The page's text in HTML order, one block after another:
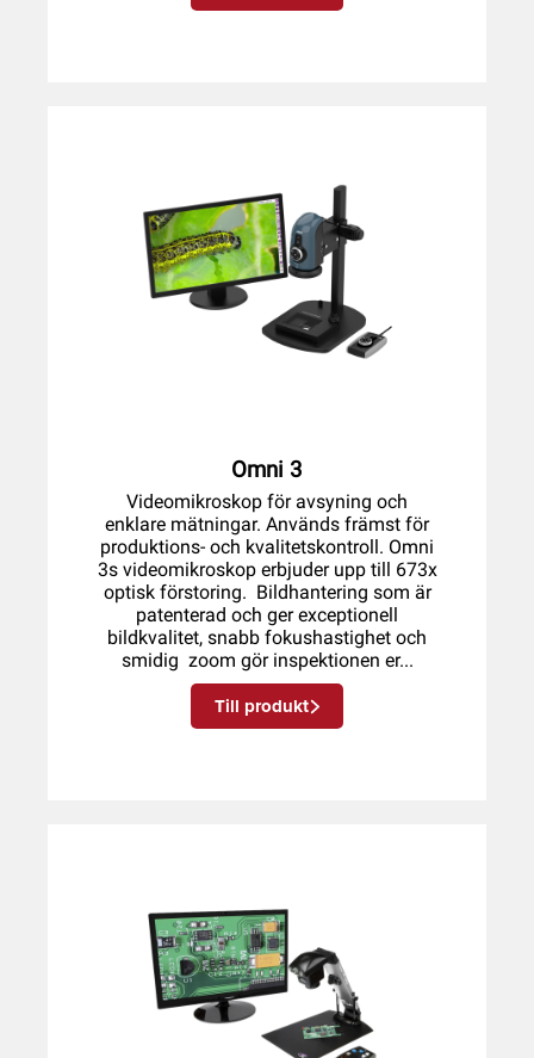
Omni 3
Videomikroskop för avsyning och
enklare mätningar. Används främst för
produktions- och kvalitetskontroll. Omni
3s videomikroskop erbjuder upp till 673x
optisk förstoring. Bildhantering som är
patenterad och ger exceptionell
bildkvalitet, snabb fokushastighet och
smidig zoom gör inspektionen er...
Till produkt